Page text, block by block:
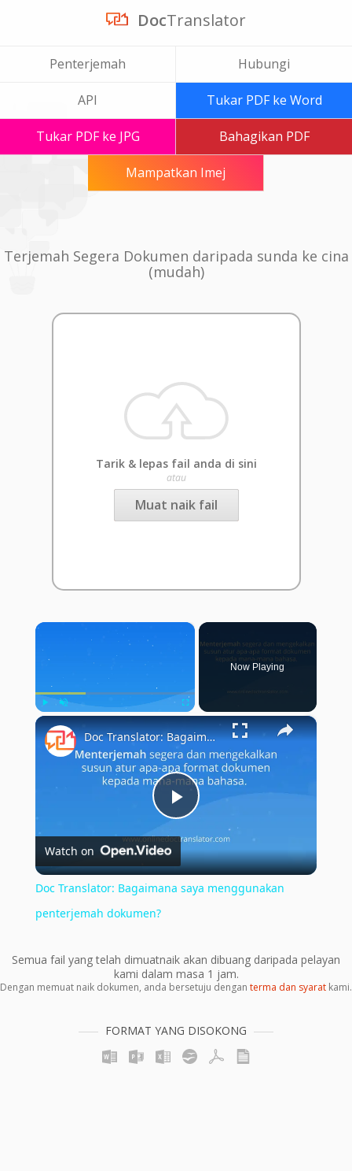
DocTranslator
Penterjemah Hubungi
API Tukar PDF ke Word
Tukar PDF ke JPG Bahagikan PDF
Mampatkan Imej
Terjemah Segera Dokumen daripada sunda ke cina
(mudah)
Tarik & lepas fail anda di sini
atau
Muat naik fail
×
Play Unmute Fullscreen
Now Playing
×
Play
Video
Doc Translator: Bagaimana saya menggunakan penterjemah dokumen?
Watch on
Doc Translator: Bagaimana saya menggunakan
penterjemah dokumen?
Semua fail yang telah dimuatnaik akan dibuang daripada pelayan
kami dalam masa 1 jam.
Dengan memuat naik dokumen, anda bersetuju dengan terma dan syarat kami.
FORMAT YANG DISOKONG